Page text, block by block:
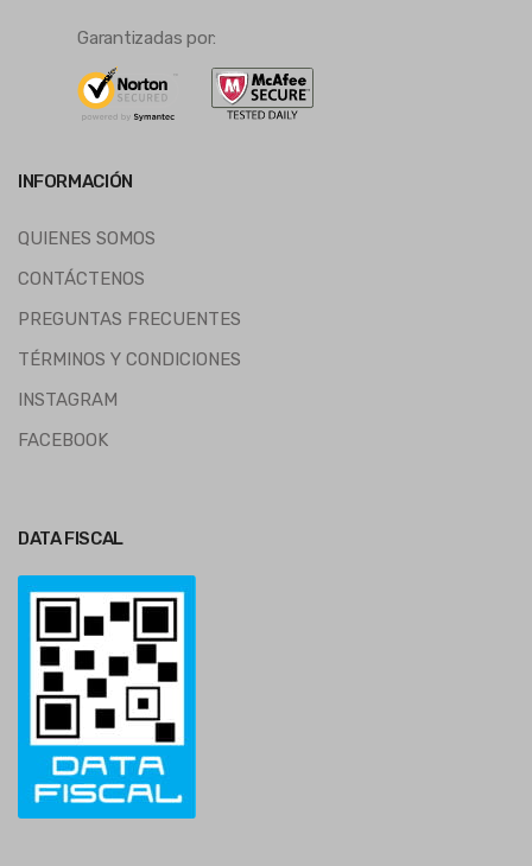
Garantizadas por:
INFORMACIÓN
QUIENES SOMOS
CONTÁCTENOS
PREGUNTAS FRECUENTES
TÉRMINOS Y CONDICIONES
INSTAGRAM
FACEBOOK
DATA FISCAL